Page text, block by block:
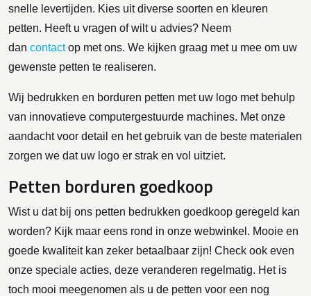
snelle levertijden. Kies uit diverse soorten en kleuren
petten. Heeft u vragen of wilt u advies? Neem
dan contactop met ons. We kijken graag met u mee om uw
gewenste petten te realiseren.
Wij bedrukken en borduren petten met uw logo met behulp
van innovatieve computergestuurde machines. Met onze
aandacht voor detail en het gebruik van de beste materialen
zorgen we dat uw logo er strak en vol uitziet.
Petten borduren goedkoop
Wist u dat bij ons petten bedrukken goedkoop geregeld kan
worden? Kijk maar eens rond in onze webwinkel. Mooie en
goede kwaliteit kan zeker betaalbaar zijn! Check ook even
onze speciale acties, deze veranderen regelmatig. Het is
toch mooi meegenomen als u de petten voor een nog